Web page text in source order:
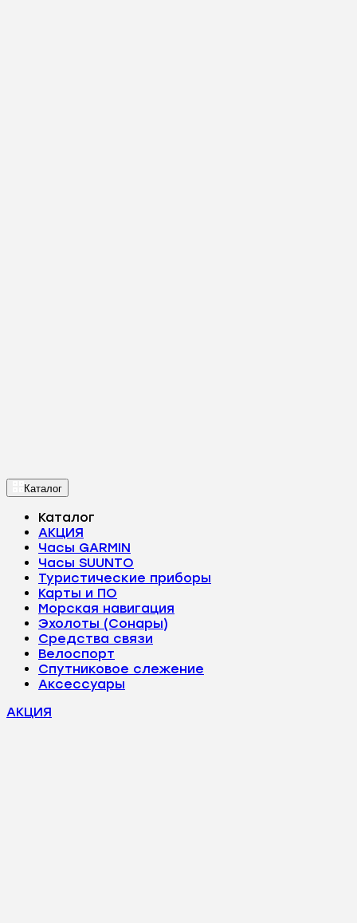
Каталог
Каталог
АКЦИЯ
Часы GARMIN
Часы SUUNTO
Туристические приборы
Карты и ПО
Морская навигация
Эхолоты (Сонары)
Средства связи
Велоспорт
Спутниковое слежение
Аксессуары
АКЦИЯ